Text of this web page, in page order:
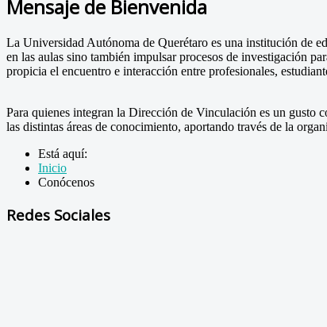
Mensaje de Bienvenida
La Universidad Autónoma de Querétaro es una institución de
en las aulas sino también impulsar procesos de investigación
propicia el encuentro e interacción entre profesionales,
Para quienes integran la Dirección de Vinculación es un gusto
las distintas áreas de conocimiento, aportando través de la
Está aquí:
Inicio
Conócenos
Redes Sociales